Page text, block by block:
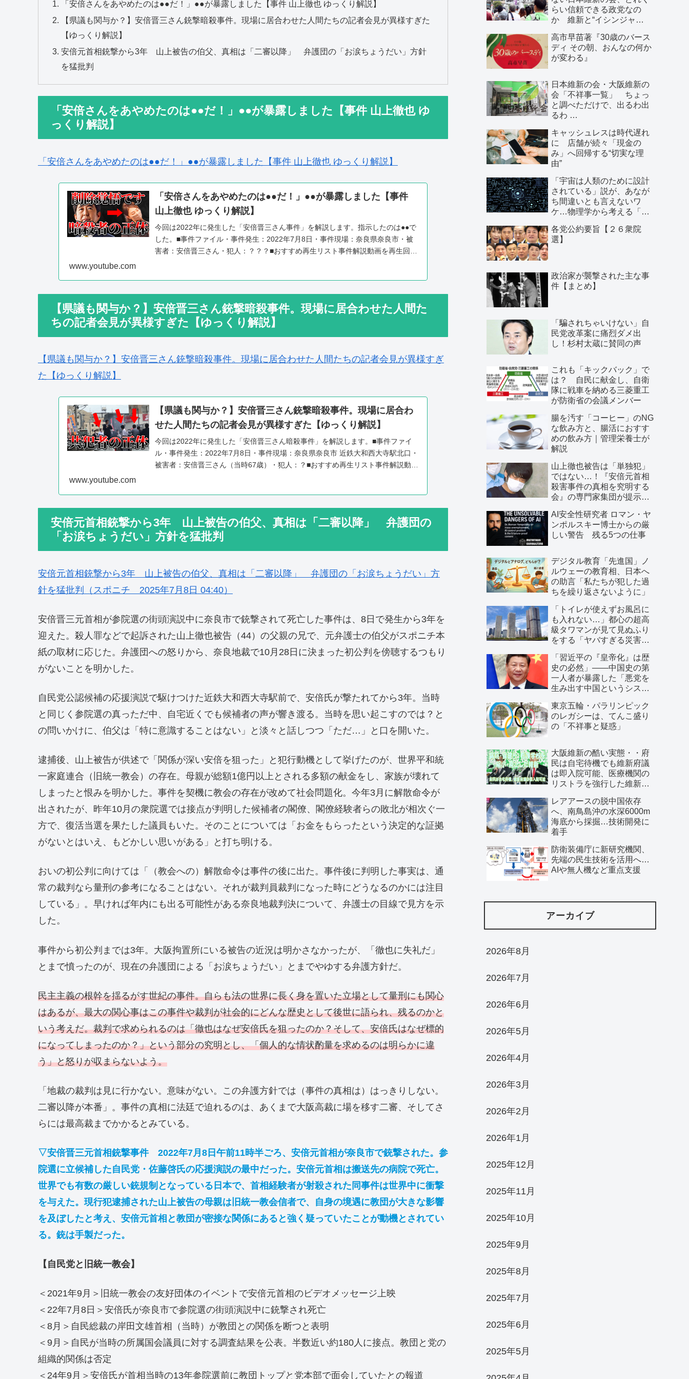
「安倍さんをあやめたのは●●だ！」●●が暴露しました【事件 山上徹也 ゆっくり解説】
【県議も関与か？】安倍晋三さん銃撃暗殺事件。現場に居合わせた人間たちの記者会見が異様すぎた
【ゆっくり解説】
安倍元首相銃撃から3年 山上被告の伯父、真相は「二審以降」 弁護団の「お涙ちょうだい」方針
を猛批判
「安倍さんをあやめたのは●●だ！」●●が暴露しました【事件 山上徹也 ゆ
っくり解説】
「安倍さんをあやめたのは●●だ！」●●が暴露しました【事件 山上徹也 ゆっくり解説】
「安倍さんをあやめたのは●●だ！」●●が暴露しました【事件
山上徹也 ゆっくり解説】
今回は2022年に発生した「安倍晋三さん事件」を解説します。指示したのは●●で
した。■事件ファイル・事件発生：2022年7月8日・事件現場：奈良県奈良市・被
害者：安倍晋三さん・犯人：？？？■おすすめ再生リスト事件解説動画を再生回数
www.youtube.com
【県議も関与か？】安倍晋三さん銃撃暗殺事件。現場に居合わせた人間た
ちの記者会見が異様すぎた【ゆっくり解説】
【県議も関与か？】安倍晋三さん銃撃暗殺事件。現場に居合わせた人間たちの記者会見が異様すぎ
た【ゆっくり解説】
【県議も関与か？】安倍晋三さん銃撃暗殺事件。現場に居合わ
せた人間たちの記者会見が異様すぎた【ゆっくり解説】
今回は2022年に発生した「安倍晋三さん暗殺事件」を解説します。■事件ファイ
ル・事件発生：2022年7月8日・事件現場：奈良県奈良市 近鉄大和西大寺駅北口・
被害者：安倍晋三さん（当時67歳）・犯人：？■おすすめ再生リスト事件解説動画
www.youtube.com
安倍元首相銃撃から3年 山上被告の伯父、真相は「二審以降」 弁護団の
「お涙ちょうだい」方針を猛批判
安倍元首相銃撃から3年 山上被告の伯父、真相は「二審以降」 弁護団の「お涙ちょうだい」方
針を猛批判（スポニチ 2025年7月8日 04:40）
安倍晋三元首相が参院選の街頭演説中に奈良市で銃撃されて死亡した事件は、8日で発生から3年を
迎えた。殺人罪などで起訴された山上徹也被告（44）の父親の兄で、元弁護士の伯父がスポニチ本
紙の取材に応じた。弁護団への怒りから、奈良地裁で10月28日に決まった初公判を傍聴するつもり
がないことを明かした。
自民党公認候補の応援演説で駆けつけた近鉄大和西大寺駅前で、安倍氏が撃たれてから3年。当時
と同じく参院選の真っただ中、自宅近くでも候補者の声が響き渡る。当時を思い起こすのでは？と
の問いかけに、伯父は「特に意識することはない」と淡々と話しつつ「ただ…」と口を開いた。
逮捕後、山上被告が供述で「関係が深い安倍を狙った」と犯行動機として挙げたのが、世界平和統
一家庭連合（旧統一教会）の存在。母親が総額1億円以上とされる多額の献金をし、家族が壊れて
しまったと恨みを明かした。事件を契機に教会の存在が改めて社会問題化。今年3月に解散命令が
出されたが、昨年10月の衆院選では接点が判明した候補者の閣僚、閣僚経験者らの敗北が相次ぐ一
方で、復活当選を果たした議員もいた。そのことについては「お金をもらったという決定的な証拠
がないとはいえ、もどかしい思いがある」と打ち明ける。
おいの初公判に向けては「（教会への）解散命令は事件の後に出た。事件後に判明した事実は、通
常の裁判なら量刑の参考になることはない。それが裁判員裁判になった時にどうなるのかには注目
している」。早ければ年内にも出る可能性がある奈良地裁判決について、弁護士の目線で見方を示
した。
事件から初公判までは3年。大阪拘置所にいる被告の近況は明かさなかったが、「徹也に失礼だ」
とまで憤ったのが、現在の弁護団による「お涙ちょうだい」とまでやゆする弁護方針だ。
民主主義の根幹を揺るがす世紀の事件。自らも法の世界に長く身を置いた立場として量刑にも関心
はあるが、最大の関心事はこの事件や裁判が社会的にどんな歴史として後世に語られ、残るのかと
いう考えだ。裁判で求められるのは「徹也はなぜ安倍氏を狙ったのか？そして、安倍氏はなぜ標的
になってしまったのか？」という部分の究明とし、「個人的な情状酌量を求めるのは明らかに違
う」と怒りが収まらないよう。
「地裁の裁判は見に行かない。意味がない。この弁護方針では（事件の真相は）はっきりしない。
二審以降が本番」。事件の真相に法廷で迫れるのは、あくまで大阪高裁に場を移す二審、そしてさ
らには最高裁までかかるとみている。
▽安倍晋三元首相銃撃事件 2022年7月8日午前11時半ごろ、安倍元首相が奈良市で銃撃された。参
院選に立候補した自民党・佐藤啓氏の応援演説の最中だった。安倍元首相は搬送先の病院で死亡。
世界でも有数の厳しい銃規制となっている日本で、首相経験者が射殺された同事件は世界中に衝撃
を与えた。現行犯逮捕された山上被告の母親は旧統一教会信者で、自身の境遇に教団が大きな影響
を及ぼしたと考え、安倍元首相と教団が密接な関係にあると強く疑っていたことが動機とされてい
る。銃は手製だった。
【自民党と旧統一教会】
＜2021年9月＞旧統一教会の友好団体のイベントで安倍元首相のビデオメッセージ上映
＜22年7月8日＞安倍氏が奈良市で参院選の街頭演説中に銃撃され死亡
＜8月＞自民総裁の岸田文雄首相（当時）が教団との関係を断つと表明
＜9月＞自民が当時の所属国会議員に対する調査結果を公表。半数近い約180人に接点。教団と党の
組織的関係は否定
＜24年9月＞安倍氏が首相当時の13年参院選前に教団トップと党本部で面会していたとの報道
らい信頼できる政党なの
か 維新と“イシンジャ
る、大阪で起きていること
高市早苗著『30歳のバース
ディ その朝、おんなの何か
が変わる』
日本維新の会・大阪維新の
会「不祥事一覧」 ちょっ
と調べただけで、出るわ出
るわ …
キャッシュレスは時代遅れ
に 店舗が続々「現金の
み」へ回帰する“切実な理
由”
「宇宙は人類のために設計
されている」説が、あなが
ち間違いとも言えないワ
ケ…物理学から考える「こ
各党公約要旨【２６衆院
選】
政治家が襲撃された主な事
件【まとめ】
「騙されちゃいけない」自
民党改革案に痛烈ダメ出
し！杉村太蔵に賛同の声
これも「キックバック」で
は？ 自民に献金し、自衛
隊に戦車を納める三菱重工
が防衛省の会議メンバー
腸を汚す「コーヒー」のNG
な飲み方と、腸活におすす
めの飲み方｜管理栄養士が
解説
山上徹也被告は「単独犯」
ではない…！『安倍元首相
殺害事件の真相を究明する
会』の専門家集団が提示し
AI安全性研究者 ロマン・ヤ
ンポルスキー博士からの厳
しい警告 残る5つの仕事
デジタル教育「先進国」ノ
ルウェーの教育相、日本へ
の助言「私たちが犯した過
ちを繰り返さないように」
「トイレが使えずお風呂に
も入れない…」都心の超高
級タワマンが見て見ぬふり
をする「ヤバすぎる災害リ
「習近平の『皇帝化』は歴
史の必然」――中国史の第
一人者が暴露した「悪党を
生み出す中国というシステ
東京五輪・パラリンピック
のレガシーは、てんこ盛り
の「不祥事と疑惑」
大阪維新の酷い実態・・府
民は自宅待機でも維新府議
は即入院可能、医療機関の
リストラを強行した維新、
開催…
レアアースの脱中国依存
へ、南鳥島沖の水深6000m
海底から採掘…技術開発に
着手
防衛装備庁に新研究機関、
先端の民生技術を活用へ…
AIや無人機など重点支援
アーカイブ
2026年8月
2026年7月
2026年6月
2026年5月
2026年4月
2026年3月
2026年2月
2026年1月
2025年12月
2025年11月
2025年10月
2025年9月
2025年8月
2025年7月
2025年6月
2025年5月